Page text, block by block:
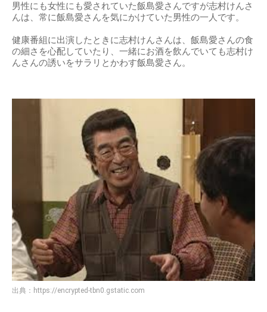
男性にも女性にも愛されていた飯島愛さんですが志村けんさ
んは、常に飯島愛さんを気にかけていた男性の一人です。
健康番組に出演したときに志村けんさんは、飯島愛さんの食
の細さを心配していたり、一緒にお酒を飲んでいても志村け
んさんの誘いをサラリとかわす飯島愛さん。
出典： https://encrypted-tbn0.gstatic.com